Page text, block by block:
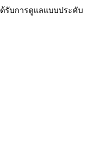
รับการดูแลแบบประคับ